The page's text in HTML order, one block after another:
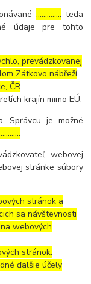
………….. teda
údaje pre tohto
prevádzkovanej
Zátkovo nábřeží
ČR
krajín mimo EÚ.
Správcu je možné
webovej
stránke súbory
stránok a
sa návštevnosti
webových
stránok.
ďalšie účely